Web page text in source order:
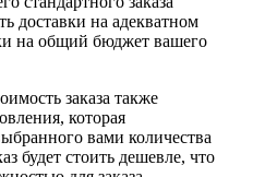
доставки на адекватном
на общий бюджет вашего
заказа также
которая
вами количества
будет стоить дешевле, что